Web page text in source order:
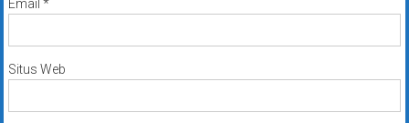
Email *
Situs Web